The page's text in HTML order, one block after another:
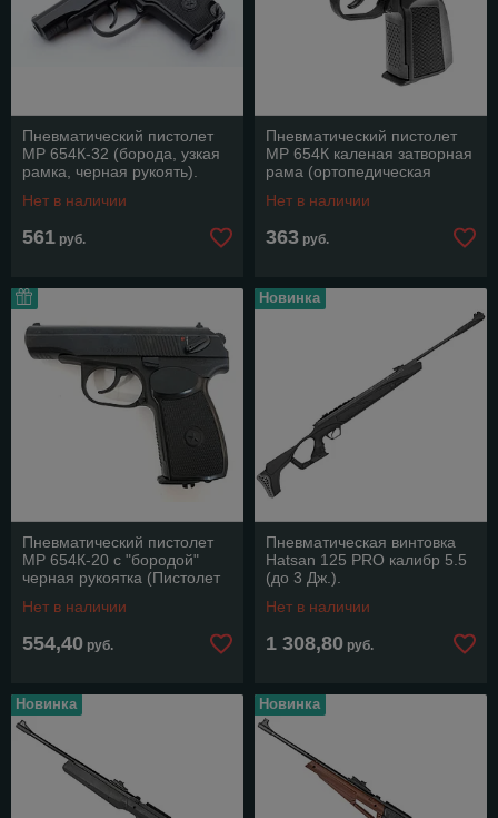
Пневматический пистолет
МР 654К-32 (борода, узкая
рамка, черная рукоять).
Нет в наличии
561 руб.
Пневматический пистолет
МР 654К каленая затворная
рама (ортопедическая
Нет в наличии
363 руб.
Пневматический пистолет
МР 654К-20 c "бородой"
черная рукоятка (Пистолет
Нет в наличии
554,40 руб.
Новинка
Пневматическая винтовка
Hatsan 125 PRO калибр 5.5
(до 3 Дж.).
Нет в наличии
1 308,80 руб.
Новинка Новинка